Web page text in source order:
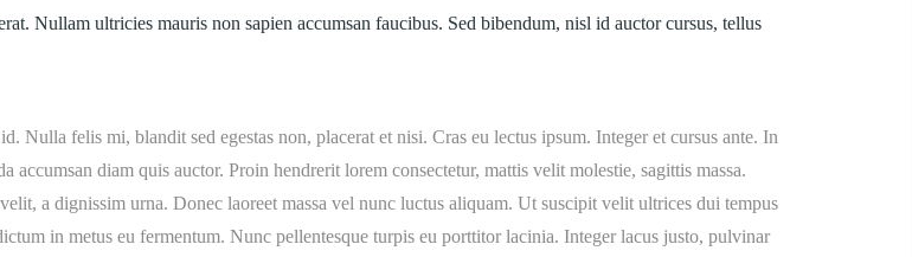
Nullam ultricies mauris non sapien accumsan faucibus. Sed bibendum, nisl id auctor cursus, tellus
Nulla felis mi, blandit sed egestas non, placerat et nisi. Cras eu lectus ipsum. Integer et cursus ante. In
diam quis auctor. Proin hendrerit lorem consectetur, mattis velit molestie, sagittis massa.
a dignissim urna. Donec laoreet massa vel nunc luctus aliquam. Ut suscipit velit ultrices dui tempus
in metus eu fermentum. Nunc pellentesque turpis eu porttitor lacinia. Integer lacus justo, pulvinar